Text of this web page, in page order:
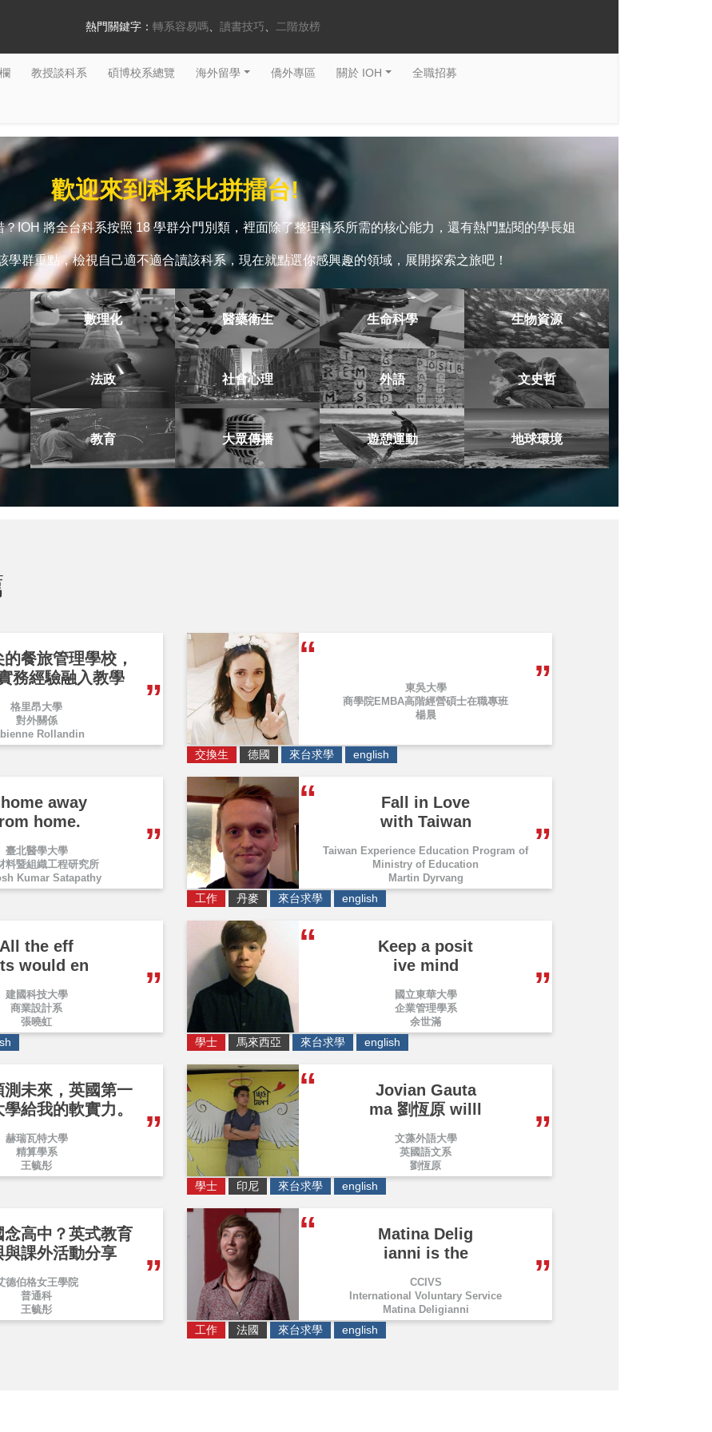
熱門關鍵字： 轉系容易嗎 讀書技巧 二階放榜
教授談科系 碩博校系總覽 海外留學 僑外專區 關於 IOH 全職招募
歡迎來到科系比拼擂台!
IOH 將全台科系按照 18 學群分門別類，裡面除了整理科系所需的核心能力，還有熱門點閱的學長姐
學群重點，檢視自己適不適合讀該科系，現在就點選你感興趣的領域，展開探索之旅吧！
數理化 醫藥衛生 生命科學 生物資源
法政 社會心理 外語 文史哲
教育 大眾傳播 遊憩運動 地球環境
餐旅管理學校，
務經驗融入教學
格里昂大學
對外關係
Rollandin
東吳大學
商學院EMBA高階經營碩士在職專班
楊晨
交換生 德國 來台求學 english
away
home.
臺北醫學大學
料暨組織工程研究所
Kumar Satapathy
Fall in Love
with Taiwan
Taiwan Experience Education Program of
Ministry of Education
Martin Dyrvang
工作 丹麥 來台求學 english
All the eff
would en
建國科技大學
商業設計系
張曉虹
Keep a posit
ive mind
國立東華大學
企業管理學系
余世滿
學士 馬來西亞 來台求學 english
測未來，英國第一
給我的軟實力。
赫瑞瓦特大學
精算學系
王毓彤
Jovian Gauta
ma 劉恆原 willl
文藻外語大學
英國語文系
劉恆原
學士 印尼 來台求學 english
念高中？英式教育
與課外活動分享
德伯格女王學院
普通科
王毓彤
Matina Delig
ianni is the
CCIVS
International Voluntary Service
Matina Deligianni
工作 法國 來台求學 english